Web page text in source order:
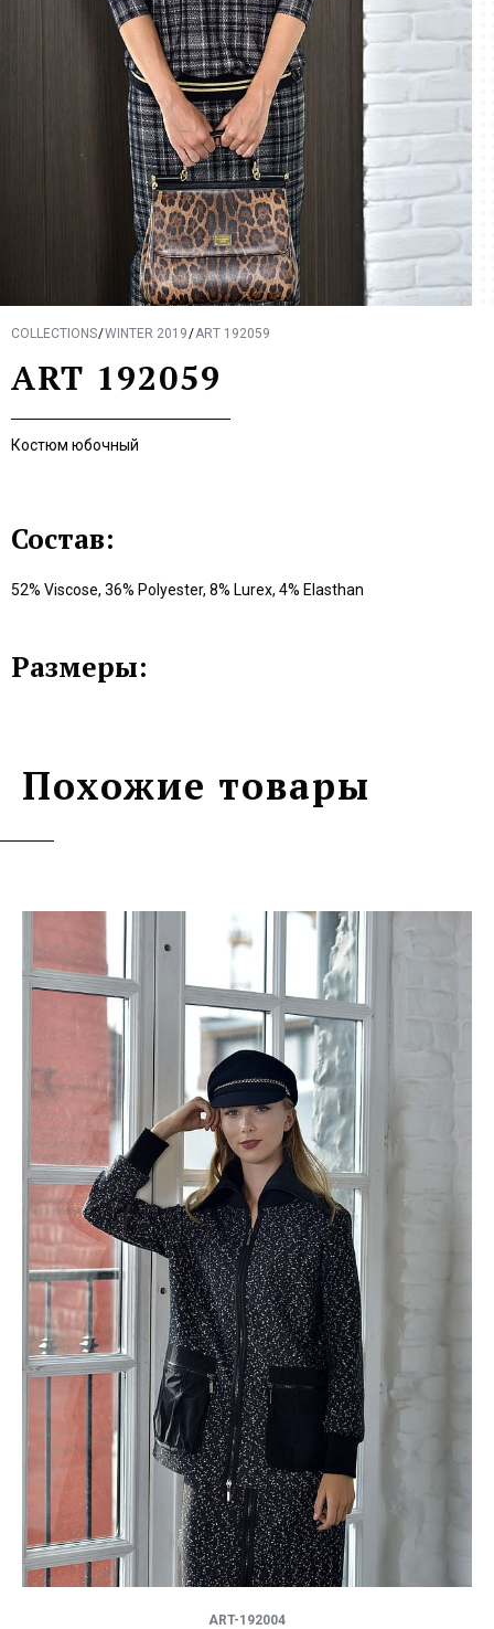
COLLECTIONS WINTER 2019 ART 192059
ART 192059
Костюм юбочный
Состав:
52% Viscose, 36% Polyester, 8% Lurex, 4% Elasthan
Размеры:
Похожие товары
ART-192004